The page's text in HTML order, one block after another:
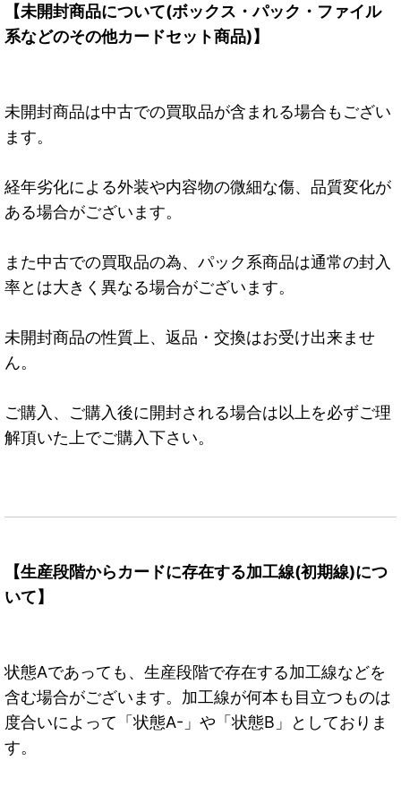
【未開封商品について(ボックス・パック・ファイル
系などのその他カードセット商品)】
未開封商品は中古での買取品が含まれる場合もござい
ます。
経年劣化による外装や内容物の微細な傷、品質変化が
ある場合がございます。
また中古での買取品の為、パック系商品は通常の封入
率とは大きく異なる場合がございます。
未開封商品の性質上、返品・交換はお受け出来ませ
ん。
ご購入、ご購入後に開封される場合は以上を必ずご理
解頂いた上でご購入下さい。
【生産段階からカードに存在する加工線(初期線)につ
いて】
状態Aであっても、生産段階で存在する加工線などを
含む場合がございます。加工線が何本も目立つものは
度合いによって「状態A-」や「状態B」としておりま
す。